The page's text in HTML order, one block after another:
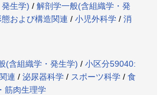
生学) / 解剖学一般(含組織学・発
および構造関連 / 小児外科学 / 消
(含組織学・発生学) / 小区分59040:
連 / 泌尿器科学 / スポーツ科学 / 食
筋肉生理学